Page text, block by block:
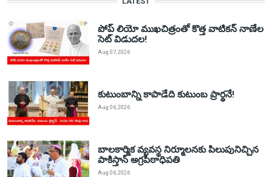
పోప్ లియో ముఖచిత్రంతో కొత్త వాటికన్ నాణేల
సెట్ విడుదల!
Aug 07, 2026
కుటుంబాన్ని కాపాడేది కుటుంబ ప్రార్థనే!
Aug 06, 2026
బాలకార్మిక వ్యవస్థ నిర్మూలనకు పిలుపునిచ్చిన
పాకిస్తాన్ అగ్రపీఠాధిపతి
Aug 06, 2026